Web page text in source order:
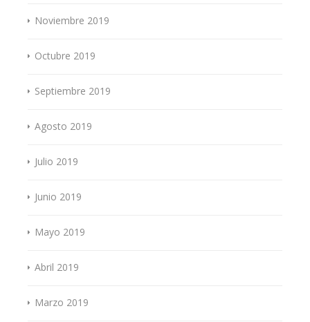
Noviembre 2019
Octubre 2019
Septiembre 2019
Agosto 2019
Julio 2019
Junio 2019
Mayo 2019
Abril 2019
Marzo 2019